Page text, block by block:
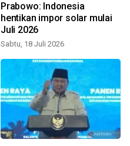
Prabowo: Indonesia
hentikan impor solar mulai
Juli 2026
Sabtu, 18 Juli 2026